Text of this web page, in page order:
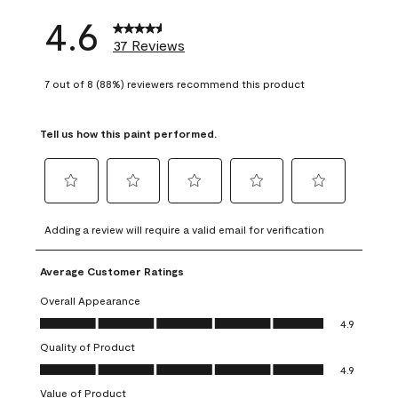
4.6 37 Reviews
7 out of 8 (88%) reviewers recommend this product
Tell us how this paint performed.
to
rate
the
item
with
1
This
action
will
to
rate
the
with
2
This
action
will
to
rate
the
item
3
action
to
rate
4
action
to
rate
5
action
Adding a review will require a valid email for verification
Average Customer Ratings
Overall Appearance
Overall Appearance, 4.9 out of 5
4.9
Quality of Product
Quality of Product, 4.9 out of 5
4.9
Value of Product